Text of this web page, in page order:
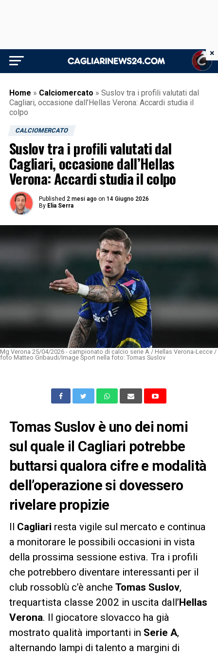
Home » Calciomercato » Suslov tra i profili valutati dal
Cagliari, occasione dall’Hellas Verona: Accardi studia il
colpo
CALCIOMERCATO
Suslov tra i profili valutati dal
Cagliari, occasione dall’Hellas
Verona: Accardi studia il colpo
Published 2 mesi ago on 14 Giugno 2026
By Elia Serra
Mg Verona 25/04/2026 - campionato di calcio serie A / Hellas Verona-Lecce /
foto Matteo Gribaudi/Image Sport nella foto: Tomas Suslov
Tomas Suslov è uno dei nomi
sul quale il Cagliari potrebbe
buttarsi qualora cifre e modalità
dell’operazione si dovessero
rivelare propizie
Il Cagliari resta vigile sul mercato e continua
a monitorare le possibili occasioni in vista
della prossima sessione estiva. Tra i profili
che potrebbero diventare interessanti per il
club rossoblù c’è anche Tomas Suslov,
trequartista classe 2002 in uscita dall’Hellas
Verona. Il giocatore slovacco ha già
mostrato qualità importanti in Serie A,
alternando lampi di talento a margini di
×